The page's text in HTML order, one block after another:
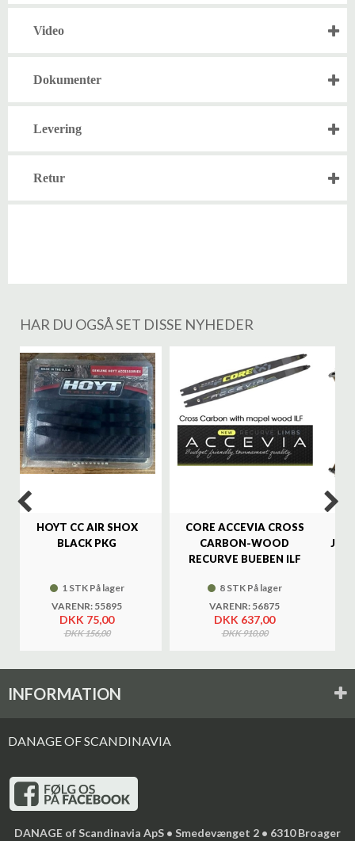
Video
Dokumenter
Levering
Retur
HAR DU OGSÅ SET DISSE NYHEDER
HOYT CC AIR SHOX
BLACK PKG
1 STK På lager
VARENR: 55895
DKK 75,00
DKK 156,00
CORE ACCEVIA CROSS
CARBON-WOOD
RECURVE BUEBEN ILF
8 STK På lager
VARENR: 56875
DKK 637,00
DKK 910,00
INFORMATION
DANAGE OF SCANDINAVIA
DANAGE of Scandinavia ApS • Smedevænget 2 • 6310 Broager